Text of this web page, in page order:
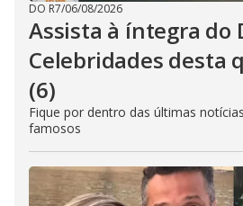
DO R7/06/08/2026
Assista à íntegra do
Celebridades desta
(6)
Fique por dentro das últimas
famosos